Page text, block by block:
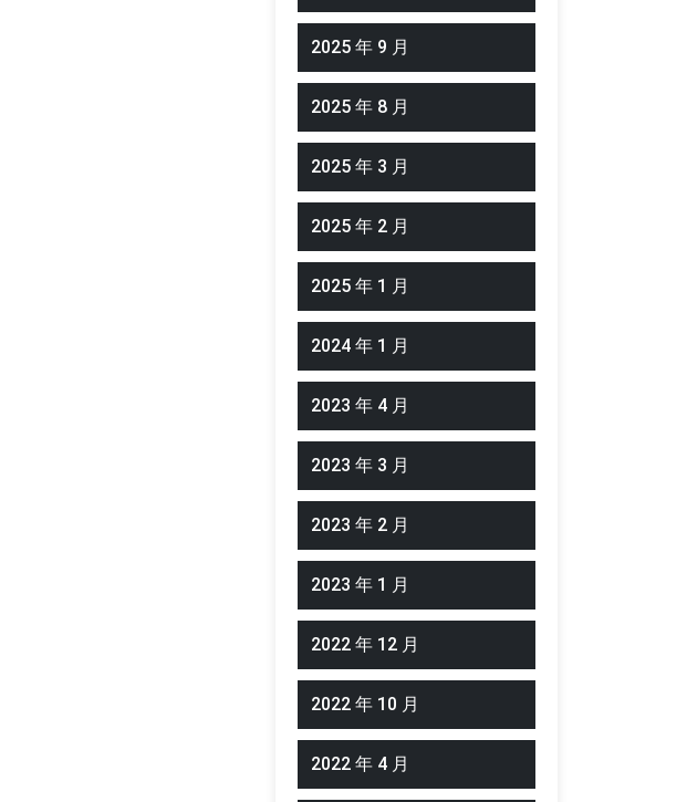
2025 年 9 月
2025 年 8 月
2025 年 3 月
2025 年 2 月
2025 年 1 月
2024 年 1 月
2023 年 4 月
2023 年 3 月
2023 年 2 月
2023 年 1 月
2022 年 12 月
2022 年 10 月
2022 年 4 月